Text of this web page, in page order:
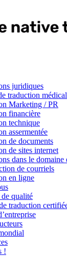
juridiques
traduction
Marketing / PR
financière
technique
assermentée
de documents
de sites internet
dans le domaine
de courriels
en ligne
qualité
traduction
!